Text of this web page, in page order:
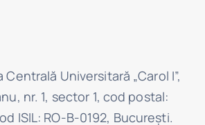
Universitară „Carol I”,
nr. 1, sector 1, cod postal:
ISIL: RO-B-0192, Bucureşti.